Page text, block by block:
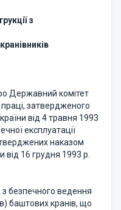
з
Державний комітет
затвердженого
від 4 травня 1993
експлуатації
наказом
16 грудня 1993 р.
з безпечного ведення
баштових кранів, що